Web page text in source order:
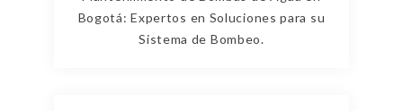
Bogotá: Expertos en Soluciones para su
Sistema de Bombeo.